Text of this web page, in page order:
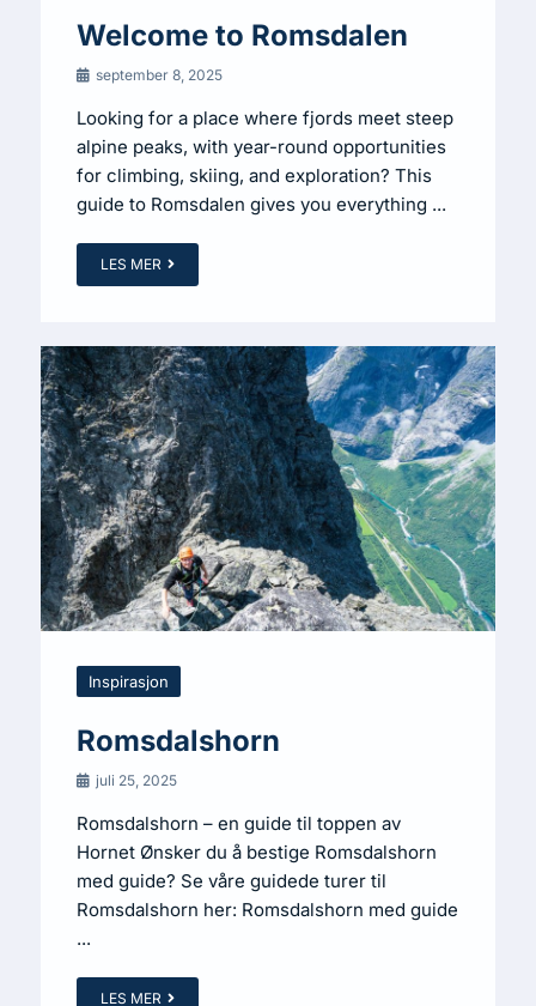
Welcome to Romsdalen
september 8, 2025
Looking for a place where fjords meet steep
alpine peaks, with year-round opportunities
for climbing, skiing, and exploration? This
guide to Romsdalen gives you everything ...
LES MER
Inspirasjon
Romsdalshorn
juli 25, 2025
Romsdalshorn – en guide til toppen av
Hornet Ønsker du å bestige Romsdalshorn
med guide? Se våre guidede turer til
Romsdalshorn her: Romsdalshorn med guide
...
LES MER